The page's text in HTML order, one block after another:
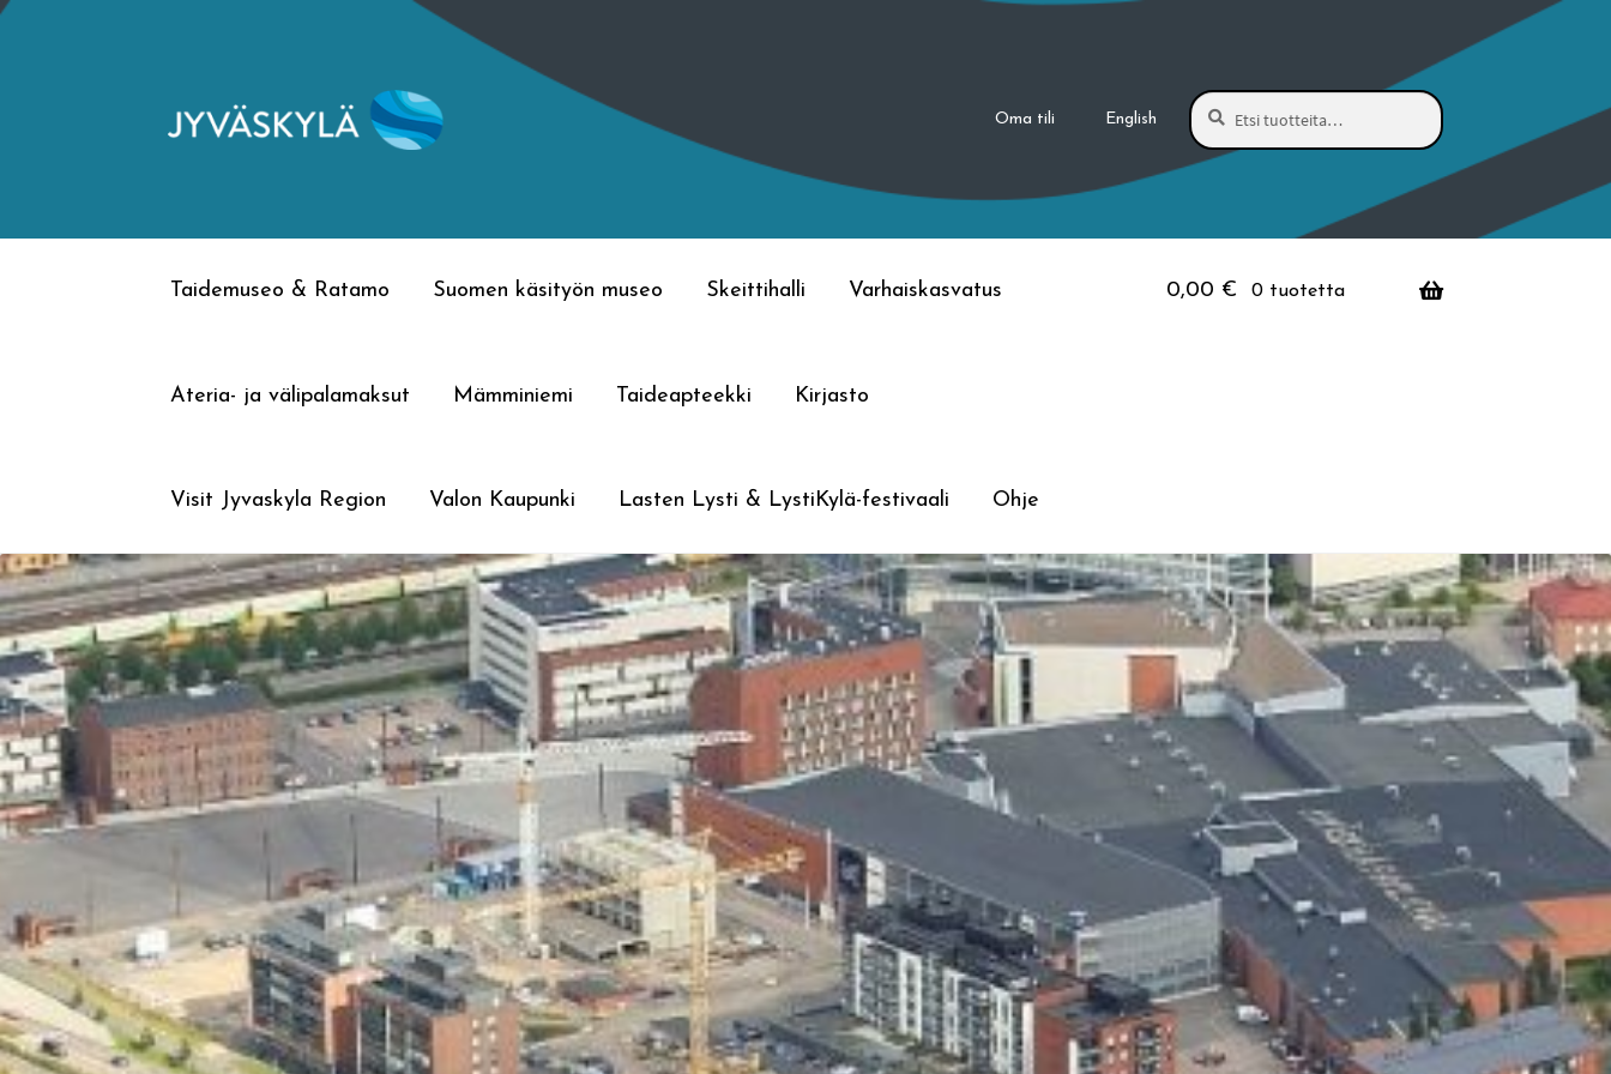
Siirry
Siirry
Oma tili English
Etsi:
Haku
Taidemuseo & Ratamo Suomen käsityön museo Skeittihalli Varhaiskasvatus
Ateria- ja välipalamaksut Mämminiemi Taideapteekki Kirjasto
Visit Jyvaskyla Region Valon Kaupunki Lasten Lysti & LystiKylä-festivaali Ohje
0,00 € 0 tuotetta